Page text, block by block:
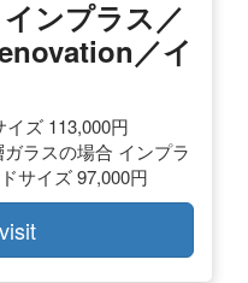
ンプラス／
／イ
ズ 113,000円
ラスの場合 インプラ
サイズ 97,000円